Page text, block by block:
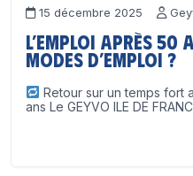
15 décembre 2025
L’emploi après 50
modes d’emploi ?
Retour sur un temps fort
ans Le GEYVO ILE DE